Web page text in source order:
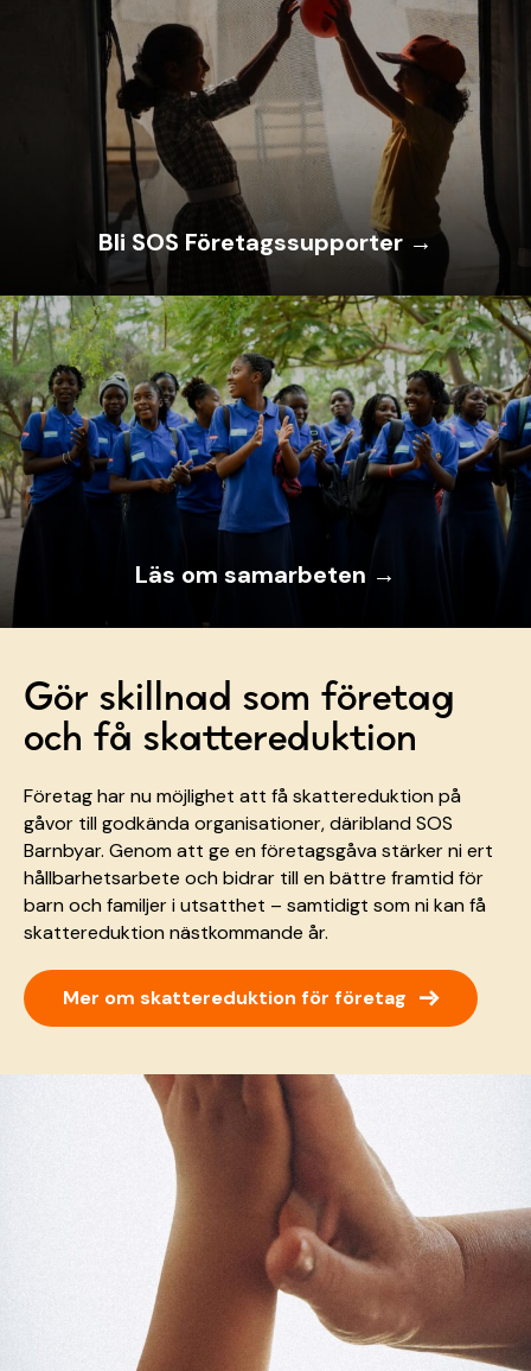
Bli SOS Företagssupporter →
Läs om samarbeten →
Gör skillnad som företag
och få skattereduktion
Företag har nu möjlighet att få skattereduktion på
gåvor till godkända organisationer, däribland SOS
Barnbyar. Genom att ge en företagsgåva stärker ni ert
hållbarhetsarbete och bidrar till en bättre framtid för
barn och familjer i utsatthet – samtidigt som ni kan få
skattereduktion nästkommande år.
Mer om skattereduktion för företag →